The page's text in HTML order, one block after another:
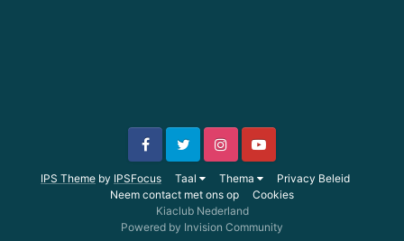
IPS Theme by IPSFocus Taal Thema
Privacy Beleid
Neem contact met ons op
Cookies
Kiaclub Nederland
Powered by Invision Community